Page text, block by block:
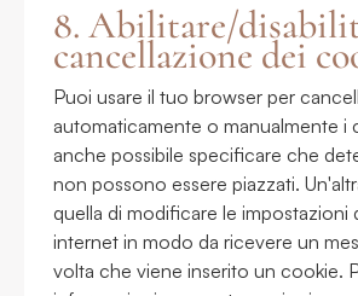
8. Abilitare/
cancellazione dei
Puoi usare il tuo browser per
automaticamente o manualmente i
anche possibile specificare che
non possono essere piazzati.
quella di modificare le impostazioni
internet in modo da ricevere un
volta che viene inserito un cookie.